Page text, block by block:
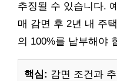
추징될 수 있습니다.
매 감면 후 2년 내 주
의 100%를 납부해야
핵심: 감면 조건과